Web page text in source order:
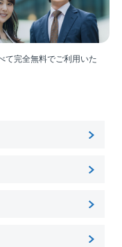
て完全無料でご利用いた